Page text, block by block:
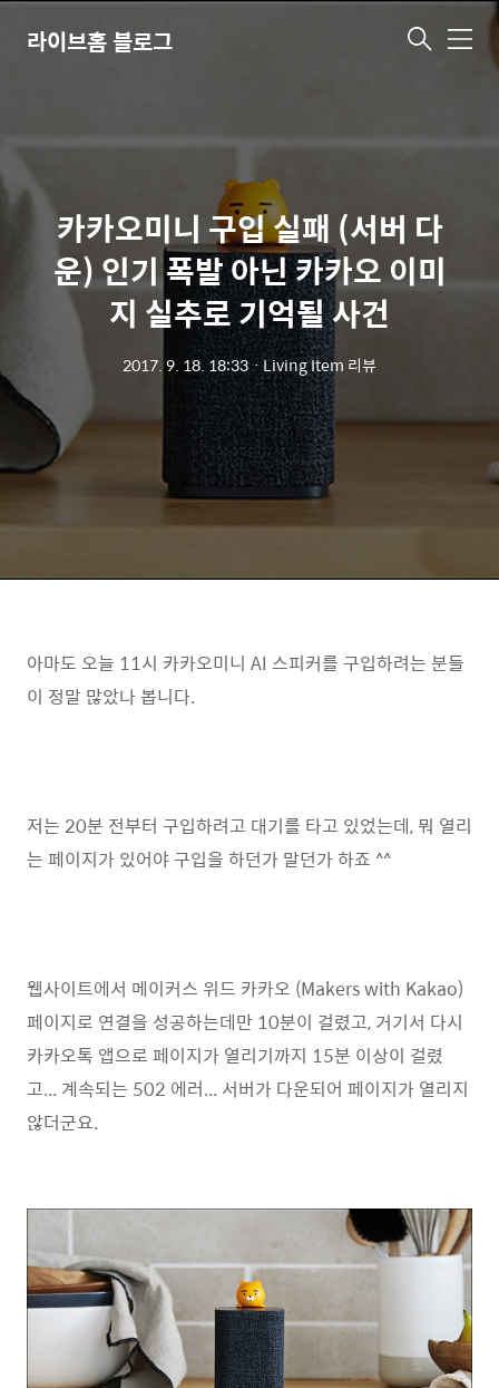
라이브홈 블로그 메
카카오미니 구입 실패 (서버 다
운) 인기 폭발 아닌 카카오 이미
지 실추로 기억될 사건
2017. 9. 18. 18:33ㆍLiving Item 리뷰
아마도 오늘 11시 카카오미니 AI 스피커를 구입하려는 분들
이 정말 많았나 봅니다.
저는 20분 전부터 구입하려고 대기를 타고 있었는데, 뭐 열리
는 페이지가 있어야 구입을 하던가 말던가 하죠 ^^
웹사이트에서 메이커스 위드 카카오 (Makers with Kakao)
페이지로 연결을 성공하는데만 10분이 걸렸고, 거기서 다시
카카오톡 앱으로 페이지가 열리기까지 15분 이상이 걸렸
고... 계속되는 502 에러... 서버가 다운되어 페이지가 열리지
않더군요.